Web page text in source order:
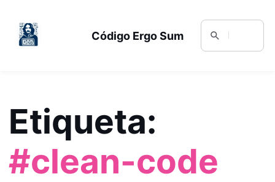
Código Ergo Sum
Etiqueta:
#clean-code